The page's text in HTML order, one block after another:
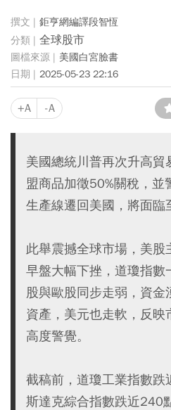
鉅亨網編譯段智恆
全球股市
美國白宮臉書
2025-05-23 22:16
+A -A
美國總統川普再次升高
盟商品加徵50%關稅，並
生產線遷回美國，將面臨
此舉震撼全球市場，美
早盤大幅下挫，道瓊指
股與歐股同步走弱，資
資產，美元也走軟，反
高度警覺。
截稿前，道瓊工業指數
斯達克綜合指數跌近240